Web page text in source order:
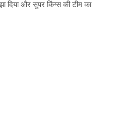
दिया और सुपर किंग्स की टीम का